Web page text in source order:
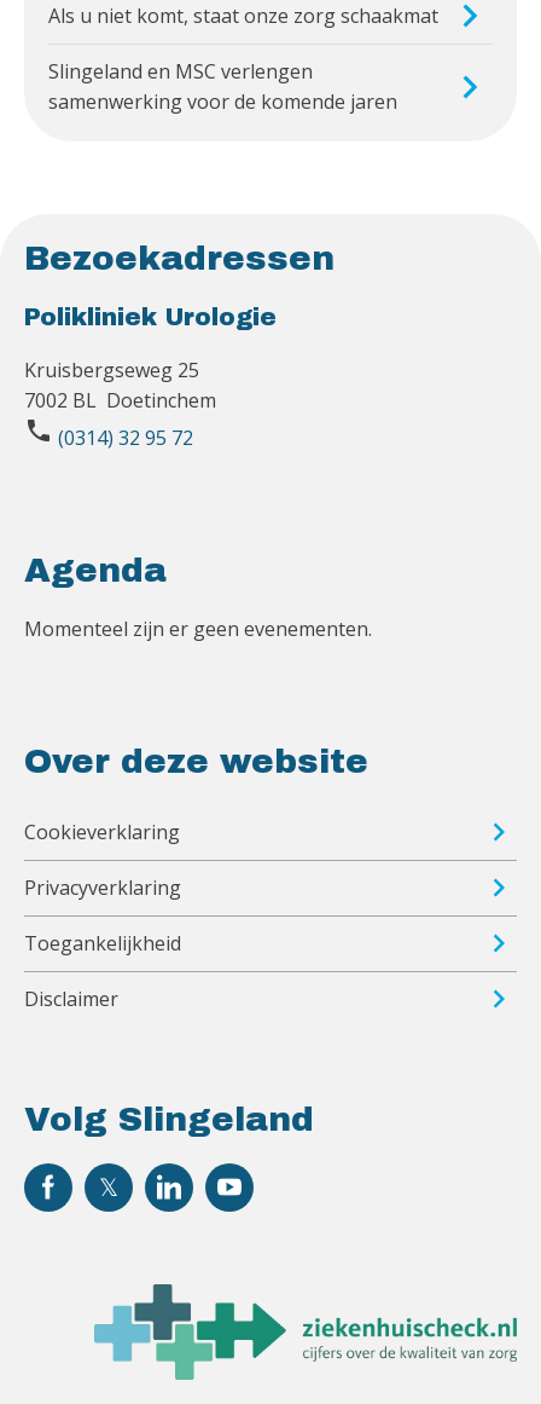
Als u niet komt, staat onze zorg schaakmat
Slingeland en MSC verlengen
samenwerking voor de komende jaren
Bezoekadressen
Polikliniek Urologie
Kruisbergseweg 25
7002 BL Doetinchem
phone (0314) 32 95 72
Volg Slingeland
Agenda
Momenteel zijn er geen evenementen.
Over deze website
Cookieverklaring
Privacyverklaring
Toegankelijkheid
Disclaimer